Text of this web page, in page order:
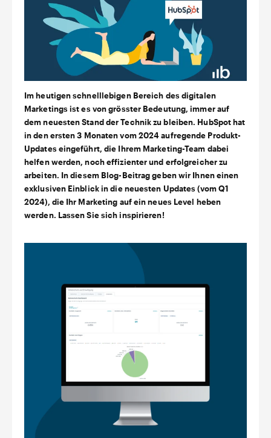
Im heutigen schnelllebigen Bereich des digitalen
Marketings ist es von grösster Bedeutung, immer auf
dem neuesten Stand der Technik zu bleiben. HubSpot hat
in den ersten 3 Monaten vom 2024 aufregende Produkt-
Updates eingeführt, die Ihrem Marketing-Team dabei
helfen werden, noch effizienter und erfolgreicher zu
arbeiten. In diesem Blog-Beitrag geben wir Ihnen einen
exklusiven Einblick in die neuesten Updates (vom Q1
2024), die Ihr Marketing auf ein neues Level heben
werden. Lassen Sie sich inspirieren!